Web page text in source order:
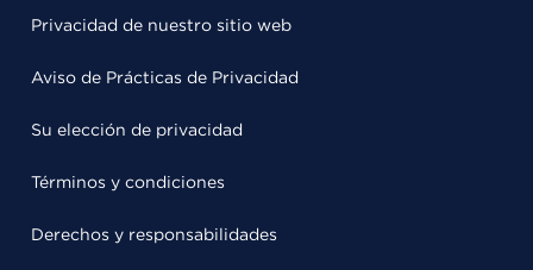
Privacidad de nuestro sitio web
Aviso de Prácticas de Privacidad
Su elección de privacidad
Términos y condiciones
Derechos y responsabilidades